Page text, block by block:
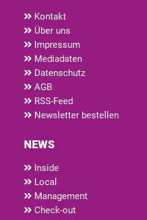
Kontakt
Über uns
Impressum
Mediadaten
Datenschutz
AGB
RSS-Feed
Newsletter bestellen
NEWS
Inside
Local
Management
Check-out